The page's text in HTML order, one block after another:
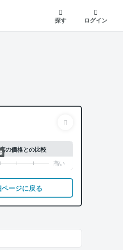
探す
ログイン
の価格との比較
ージに戻る